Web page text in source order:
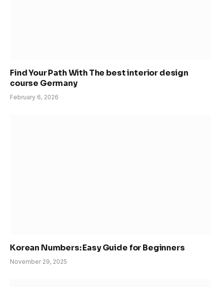
Find Your Path With The best interior design
course Germany
February 6, 2026
Korean Numbers: Easy Guide for Beginners
November 29, 2025